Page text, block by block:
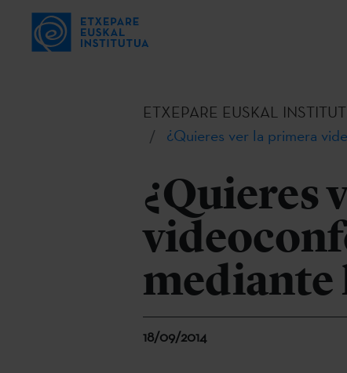
ETXEPARE EUSKAL
¿Quieres ver la primera
¿Quieres
mediante
18/09/2014